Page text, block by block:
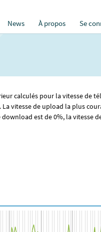
News À propos Se
calculés pour la vitesse de
La vitesse de upload la plus
est de 0%, la vitesse